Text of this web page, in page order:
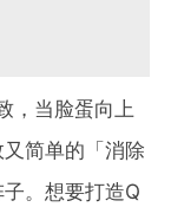
，当脸蛋向上
简单的「消除
。想要打造Q